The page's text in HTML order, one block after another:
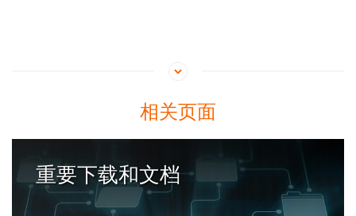
相关页面
重要下载和文档